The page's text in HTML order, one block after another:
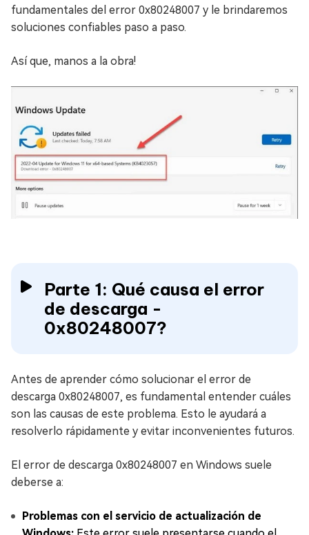
fundamentales del error 0x80248007 y le brindaremos
soluciones confiables paso a paso.
Así que, manos a la obra!
Parte 1: Qué causa el error
de descarga -
0x80248007?
Antes de aprender cómo solucionar el error de
descarga 0x80248007, es fundamental entender cuáles
son las causas de este problema. Esto le ayudará a
resolverlo rápidamente y evitar inconvenientes futuros.
El error de descarga 0x80248007 en Windows suele
deberse a:
Problemas con el servicio de actualización de